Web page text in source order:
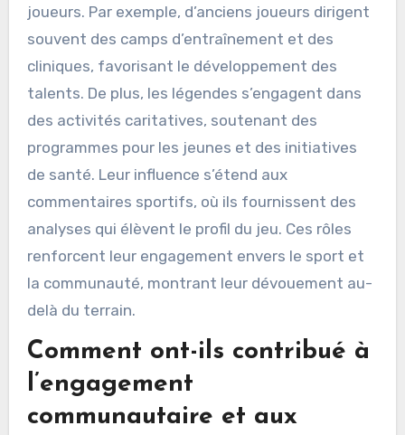
joueurs. Par exemple, d’anciens joueurs dirigent
souvent des camps d’entraînement et des
cliniques, favorisant le développement des
talents. De plus, les légendes s’engagent dans
des activités caritatives, soutenant des
programmes pour les jeunes et des initiatives
de santé. Leur influence s’étend aux
commentaires sportifs, où ils fournissent des
analyses qui élèvent le profil du jeu. Ces rôles
renforcent leur engagement envers le sport et
la communauté, montrant leur dévouement au-
delà du terrain.
Comment ont-ils contribué à
l’engagement
communautaire et aux